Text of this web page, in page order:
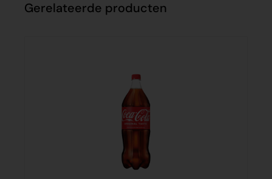
Gerelateerde producten